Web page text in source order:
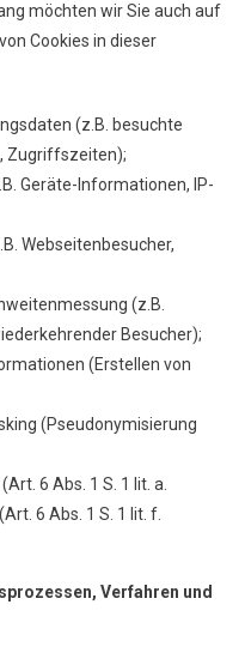
möchten wir Sie auch auf
Cookies in dieser
(z.B. besuchte
Zugriffszeiten);
Geräte-Informationen, IP-
Webseitenbesucher,
(z.B.
Besucher);
(Erstellen von
(Pseudonymisierung
6 Abs. 1 S. 1 lit. a.
6 Abs. 1 S. 1 lit. f.
Verfahren und